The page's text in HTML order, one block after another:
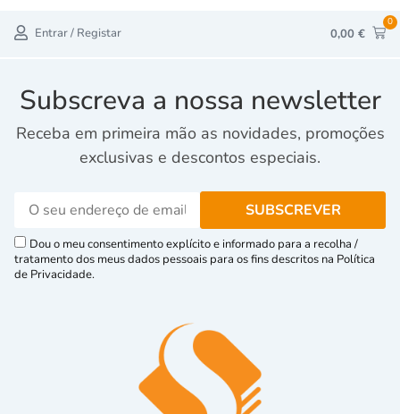
Entrar / Registar 0,00 €
0
Subscreva a nossa newsletter
Receba em primeira mão as novidades, promoções
exclusivas e descontos especiais.
Dou o meu consentimento explícito e informado para a recolha /
tratamento dos meus dados pessoais para os fins descritos na Política
de Privacidade.